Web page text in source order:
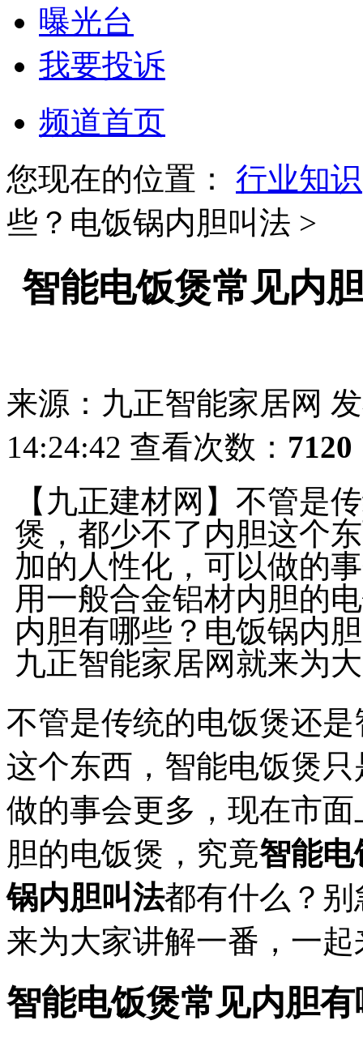
曝光台
我要投诉
频道首页
您现在的位置：
行业知识
些？电饭锅内胆叫法 >
智能电饭煲常见内
来源：九正智能家居网
14:24:42 查看次数： 7120
【九正建材网】不管是
煲，都少不了内胆这个
加的人性化，可以做的
用一般合金铝材内胆的
内胆有哪些？电饭锅内
九正智能家居网就来为
不管是传统的电饭煲还
这个东西，智能电饭煲
做的事会更多，现在市
胆的电饭煲，究竟智能电
锅内胆叫法都有什么？
来为大家讲解一番，一
智能电饭煲常见内胆